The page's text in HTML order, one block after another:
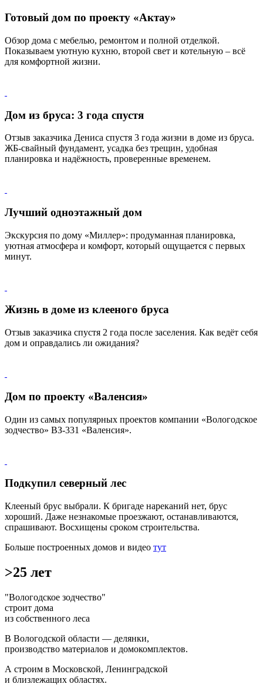
Готовый дом по проекту «Актау»
Обзор дома с мебелью, ремонтом и полной отделкой.
Показываем уютную кухню, второй свет и котельную – всё
для комфортной жизни.
Дом из бруса: 3 года спустя
Отзыв заказчика Дениса спустя 3 года жизни в доме из бруса.
ЖБ-свайный фундамент, усадка без трещин, удобная
планировка и надёжность, проверенные временем.
Лучший одноэтажный дом
Экскурсия по дому «Миллер»: продуманная планировка,
уютная атмосфера и комфорт, который ощущается с первых
минут.
Жизнь в доме из клееного бруса
Отзыв заказчика спустя 2 года после заселения. Как ведёт себя
дом и оправдались ли ожидания?
Дом по проекту «Валенсия»
Один из самых популярных проектов компании «Вологодское
зодчество» ВЗ-331 «Валенсия».
Подкупил северный лес
Клееный брус выбрали. К бригаде нареканий нет, брус
хороший. Даже незнакомые проезжают, останавливаются,
спрашивают. Восхищены сроком строительства.
Больше построенных домов и видео тут
>25 лет
"Вологодское зодчество"
строит дома
из собственного леса
В Вологодской области — делянки,
производство материалов и домокомплектов.
А строим в Московской, Ленинградской
и близлежащих областях.